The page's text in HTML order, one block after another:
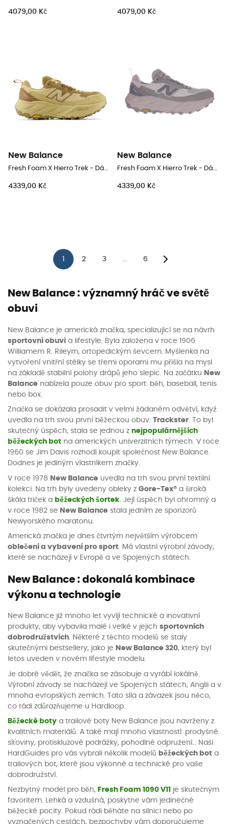
4079,00 Kč 4079,00 Kč
New Balance
4339,00 Kč
New Balance
4339,00 Kč
2 3 6
New Balance : významný hráč ve světě
obuvi
New Balance je americká značka, specializující se na návrh
sportovní obuvi a lifestyle. Byla založena v roce 1906
Williamem R. Rileym, ortopedickým ševcem. Myšlenka na
vytvoření vnitřní stélky se třemi oporami mu přišla na mysl
na základě stabilní polohy drápů jeho slepic. Na začátku New
Balance nabízela pouze obuv pro sport: běh, baseball, tenis
nebo box.
Značka se dokázala prosadit v velmi žádaném odvětví, když
uvedla na trh svou první běžeckou obuv: Trackster. To byl
skutečný úspěch, stala se jednou z nejpopulárnějších
běžeckých bot na amerických univerzitních týmech. V roce
1960 se Jim Davis rozhodl koupit společnost New Balance.
Dodnes je jediným vlastníkem značky.
V roce 1978 New Balance uvedla na trh svou první textilní
kolekci. Na trh byly uvedeny obleky z Gore-Tex® a široká
škála triček a běžeckých šortek . Její úspěch byl ohromný a
v roce 1982 se New Balance stala jedním ze sponzorů
Newyorského maratonu.
Americká značka je dnes čtvrtým největším výrobcem
oblečení a vybavení pro sport. Má vlastní výrobní závody,
které se nacházejí v Evropě a ve Spojených státech.
New Balance : dokonalá kombinace
výkonu a technologie
New Balance již mnoho let vyvíjí technické a inovativní
produkty, aby vybavila malé i velké v jejich sportovních
dobrodružstvích. Některé z těchto modelů se staly
skutečnými bestsellery, jako je New Balance 320, který byl
letos uveden v novém lifestyle modelu.
Je dobré vědět, že značka se zásobuje a vyrábí lokálně.
Výrobní závody se nacházejí ve Spojených státech, Anglii a v
mnoha evropských zemích. Tato síla a závazek jsou něco,
co rádi zdůrazňujeme u Hardloop.
Běžecké boty a trailové boty New Balance jsou navrženy z
kvalitních materiálů. A také mají mnoho vlastností: prodyšné
síťoviny, protiskluzové podrážky, pohodlné odpružení… Naši
HardGuides pro vás vybrali několik modelů běžeckých bot a
trailových bot, které jsou výkonné a technické pro vaše
dobrodružství.
Nezbytný model pro běh, Fresh Foam 1090 V11 je skutečným
favoritem. Lehká a vzdušná, poskytne vám jedinečné
běžecké pocity. Pokud rádi běháte na silnici nebo po
vyznačených cestách, bezpochyby vám doporučujeme